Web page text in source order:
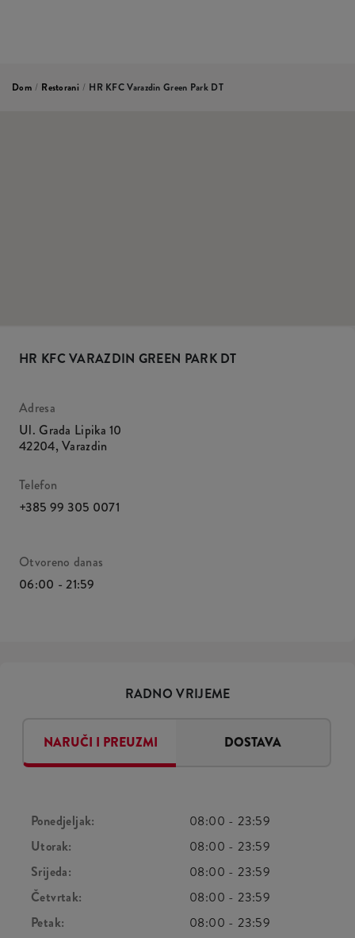
Dom / Restorani / HR KFC Varazdin Green Park DT
HR KFC VARAZDIN GREEN PARK DT
Adresa
Ul. Grada Lipika 10
42204,Varazdin
Telefon
+385 99 305 0071
Otvoreno danas
06:00 - 21:59
RADNO VRIJEME
NARUČI I PREUZMI DOSTAVA
Ponedjeljak: 08:00 -23:59
Utorak:
08:00 -23:59
Srijeda:
08:00 -23:59
Četvrtak:
08:00 -23:59
Petak:
08:00 -23:59